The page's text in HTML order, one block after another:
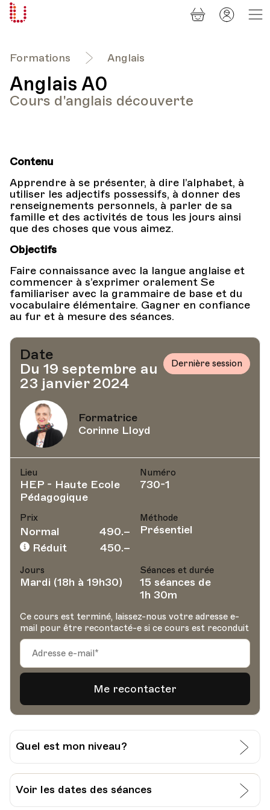
Formations Anglais
Anglais A0
Cours d'anglais découverte
Contenu
Apprendre à se présenter, à dire l’alphabet, à
utiliser les adjectifs possessifs, à donner des
renseignements personnels, à parler de sa
famille et des activités de tous les jours ainsi
que des choses que vous aimez.
Objectifs
Faire connaissance avec la langue anglaise et
commencer à s’exprimer oralement Se
familiariser avec la grammaire de base et du
vocabulaire élémentaire. Gagner en confiance
au fur et à mesure des séances.
Date
Du 19 septembre au
23 janvier 2024
Dernière session
Formatrice
Corinne Lloyd
Lieu
HEP - Haute Ecole
Pédagogique
Numéro
730-1
Prix
Normal
490.–
Réduit
450.–
Méthode
Présentiel
Jours
Mardi (18h à 19h30)
Séances et durée
15 séances de
1h 30m
Ce cours est terminé, laissez-nous votre adresse e-
mail pour être recontacté-e si ce cours est reconduit
Quel est mon niveau?
J’évalue moi-même mon niveau:
Grille pour l’auto-évaluation du CECR
Voir les dates des séances
Panier
Mon